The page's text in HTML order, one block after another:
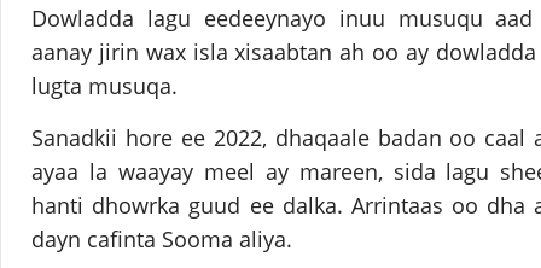
Dowladda lagu eedeeynayo inuu musuqu
aanay jirin wax isla xisaabtan ah oo ay
lugta musuqa.
Sanadkii hore ee 2022, dhaqaale badan oo caal
ayaa la waayay meel ay mareen, sida lagu
hanti dhowrka guud ee dalka. Arrintaas oo dha
dayn cafinta Sooma aliya.